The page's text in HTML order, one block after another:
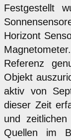
Festgestellt
Horizont
Referenz
Objekt
aktiv von
dieser Zeit
und
Quellen im